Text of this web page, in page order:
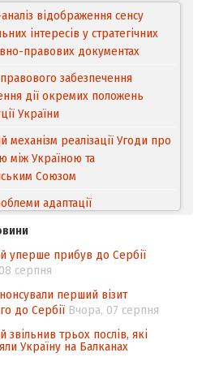
відображення сенсу
інтересів у стратегічних
правових документах
забезпечення
дії окремих положень
України
механізм реалізації Угоди про
між Україною та
Cоюзом
адаптації
товарів відповідно до
торговельні аспекти прав
власності (TRIPS) у
євроінтеграції
законодавства щодо
механізму повторного
голосів виборців
уперше прибув до Сербії
серпня
перший візит
до Сербії Вчора, 07 серпня
звільнив трьох послів, які
Україну на Балканах